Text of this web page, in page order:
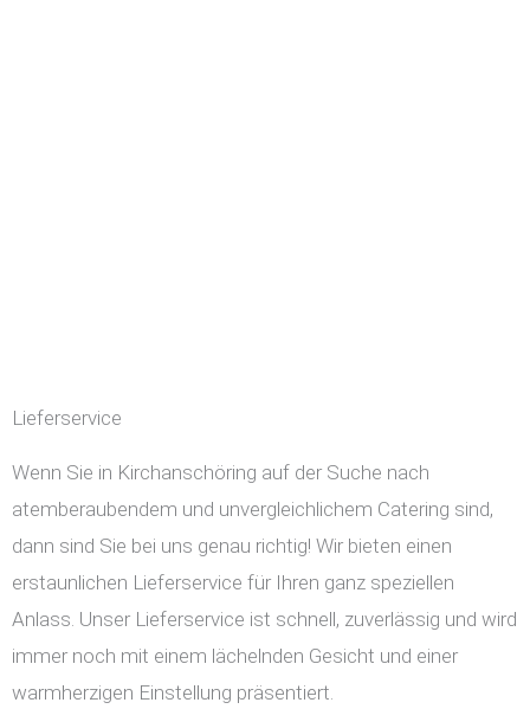
Lieferservice
Wenn Sie in Kirchanschöring auf der Suche nach
atemberaubendem und unvergleichlichem Catering sind,
dann sind Sie bei uns genau richtig! Wir bieten einen
erstaunlichen Lieferservice für Ihren ganz speziellen
Anlass. Unser Lieferservice ist schnell, zuverlässig und wird
immer noch mit einem lächelnden Gesicht und einer
warmherzigen Einstellung präsentiert.